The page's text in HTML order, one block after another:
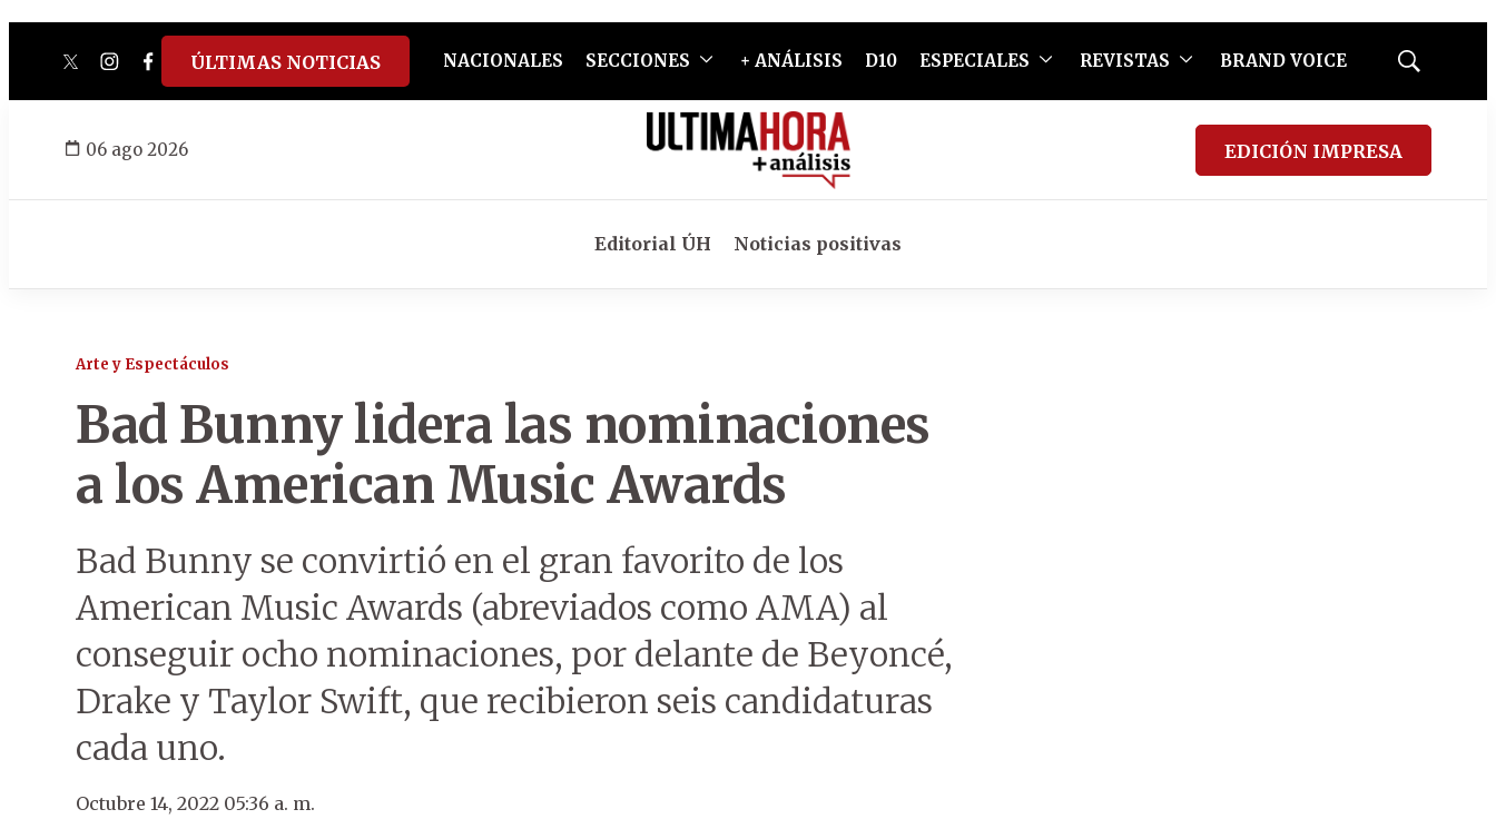
twitterinstagram
facebook
tiktokyoutube
spotify
ÚLTIMAS NOTICIAS NACIONALES SECCIONES + ANÁLISIS D10 ESPECIALES REVISTAS BRAND VOICE
Mostrar
06 ago 2026 EDICIÓN IMPRESA
Editorial ÚH Noticias positivas
Arte y Espectáculos
Bad Bunny lidera las nominaciones
a los American Music Awards
Bad Bunny se convirtió en el gran favorito de los
American Music Awards (abreviados como AMA) al
conseguir ocho nominaciones, por delante de Beyoncé,
Drake y Taylor Swift, que recibieron seis candidaturas
cada uno.
Octubre 14, 2022 05:36 a. m.